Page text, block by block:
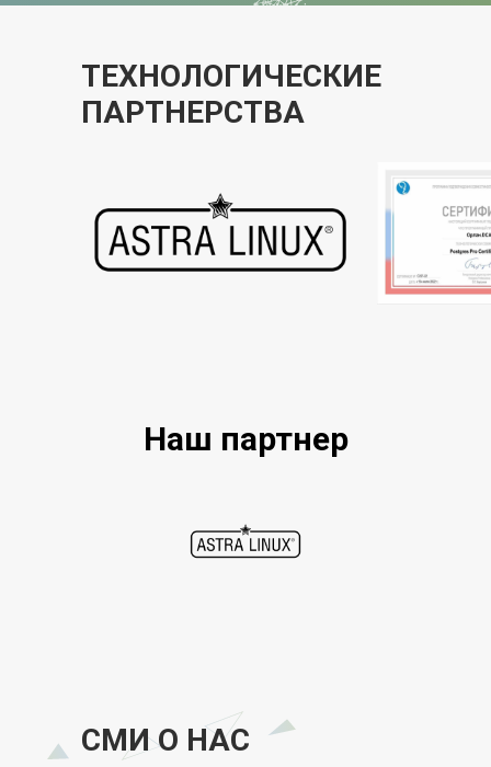
ТЕХНОЛОГИЧЕСКИЕ
ПАРТНЕРСТВА
Наш партнер
СМИ О НАС